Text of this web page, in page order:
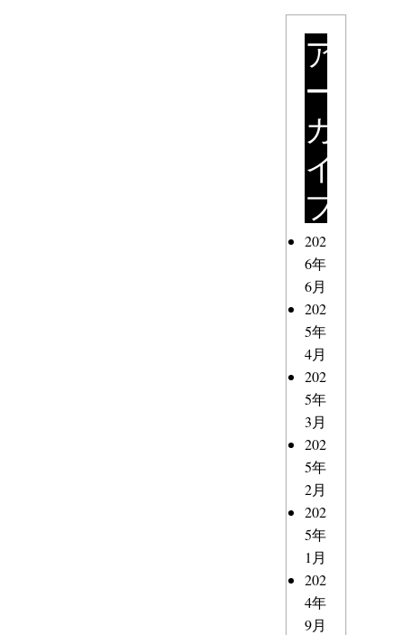
ア
ー
カ
イ
ブ
202
6年
6月
202
5年
4月
202
5年
3月
202
5年
2月
202
5年
1月
202
4年
9月